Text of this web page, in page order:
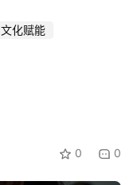
文化赋能
0 0